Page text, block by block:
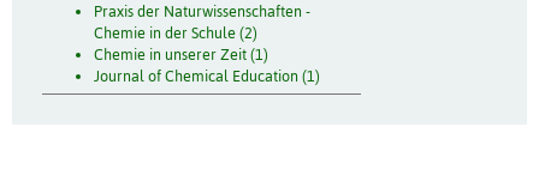
Praxis der Naturwissenschaften -
Chemie in der Schule (2)
Chemie in unserer Zeit (1)
Journal of Chemical Education (1)